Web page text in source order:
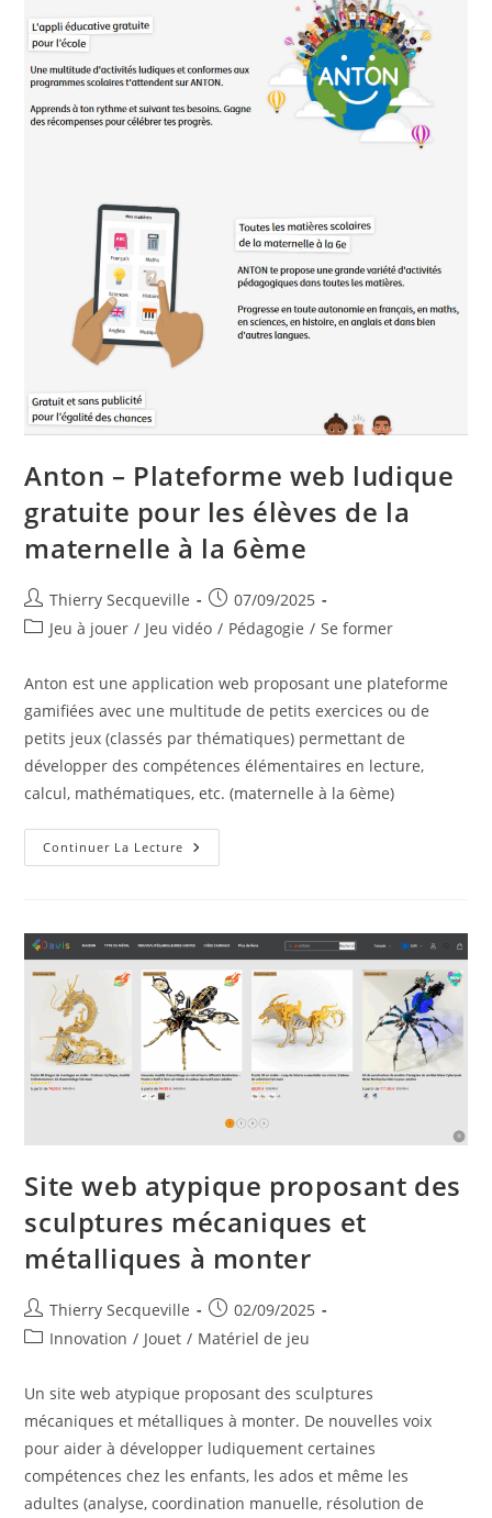
Anton – Plateforme web ludique
gratuite pour les élèves de la
maternelle à la 6ème
Auteur/autrice
de
Thierry Secqueville
Publication
publiée :
07/09/2025
PostJeu à jouer / Jeu vidéo / Pédagogie / Se former
Anton est une application web proposant une plateforme
gamifiées avec une multitude de petits exercices ou de
petits jeux (classés par thématiques) permettant de
développer des compétences élémentaires en lecture,
calcul, mathématiques, etc. (maternelle à la 6ème)
Continuer La Lecture Anton
–
Pour
Les
Élèves
De
La
Maternelle
À
La
6ème
Site web atypique proposant des
sculptures mécaniques et
métalliques à monter
Auteur/autrice
de
Thierry Secqueville
Publication
publiée :
02/09/2025
PostInnovation / Jouet / Matériel de jeu
Un site web atypique proposant des sculptures
mécaniques et métalliques à monter. De nouvelles voix
pour aider à développer ludiquement certaines
compétences chez les enfants, les ados et même les
adultes (analyse, coordination manuelle, résolution de